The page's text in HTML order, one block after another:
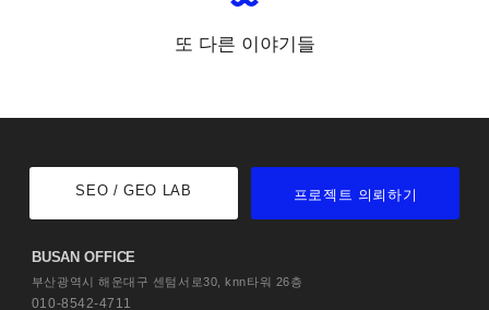
또 다른 이야기들
SEO / GEO LAB 프로젝트 의뢰하기
BUSAN OFFICE
부산광역시 해운대구 센텀서로30,knn타워 26층
010-8542-4711